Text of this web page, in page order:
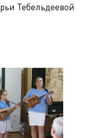
Тебельдеевой